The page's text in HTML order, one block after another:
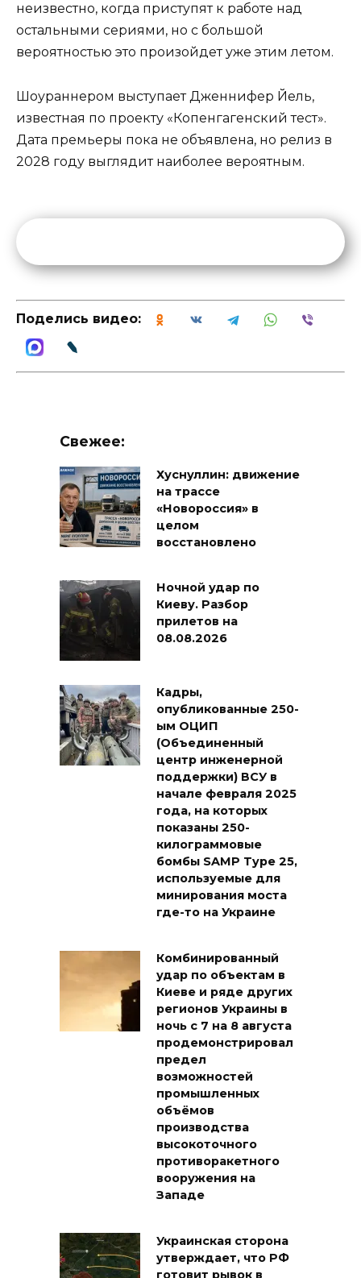
неизвестно, когда приступят к работе над
остальными сериями, но с большой
вероятностью это произойдет уже этим летом.
Шоураннером выступает Дженнифер Йель,
известная по проекту «Копенгагенский тест».
Дата премьеры пока не объявлена, но релиз в
2028 году выглядит наиболее вероятным.
Поделись видео:
Свежее:
Хуснуллин: движение
на трассе
«Новороссия» в
целом
восстановлено
Ночной удар по
Киеву. Разбор
прилетов на
08.08.2026
Кадры,
опубликованные 250-
ым ОЦИП
(Объединенный
центр инженерной
поддержки) ВСУ в
начале февраля 2025
года, на которых
показаны 250-
килограммовые
бомбы SAMP Type 25,
используемые для
минирования моста
где-то на Украине
Комбинированный
удар по объектам в
Киеве и ряде других
регионов Украины в
ночь с 7 на 8 августа
продемонстрировал
предел
возможностей
промышленных
объёмов
производства
высокоточного
противоракетного
вооружения на
Западе
Украинская сторона
утверждает, что РФ
готовит рывок в